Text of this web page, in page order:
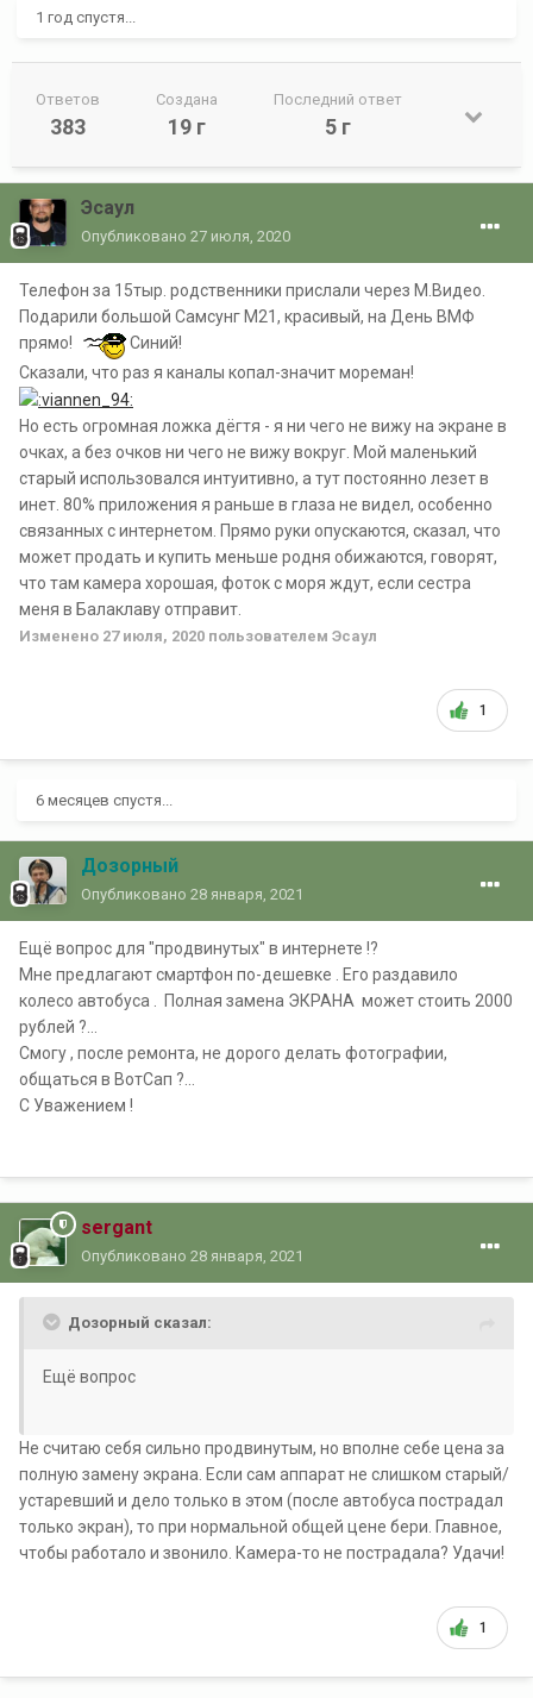
1 год спустя...
Ответов
383
Создана
19 г
Последний ответ
5 г
Эсаул
Опубликовано 27 июля, 2020
Телефон за 15тыр. родственники прислали через М.Видео.
Подарили большой Самсунг М21, красивый, на День ВМФ
прямо!
Синий!
Сказали, что раз я каналы копал-значит мореман!
Но есть огромная ложка дёгтя - я ни чего не вижу на экране в
очках, а без очков ни чего не вижу вокруг. Мой маленький
старый использовался интуитивно, а тут постоянно лезет в
инет. 80% приложения я раньше в глаза не видел, особенно
связанных с интернетом. Прямо руки опускаются, сказал, что
может продать и купить меньше родня обижаются, говорят,
что там камера хорошая, фоток с моря ждут, если сестра
меня в Балаклаву отправит.
Изменено 27 июля, 2020 пользователем Эсаул
1
6 месяцев спустя...
Дозорный
Опубликовано 28 января, 2021
Ещё вопрос для "продвинутых" в интернете !?
Мне предлагают смартфон по-дешевке . Его раздавило
колесо автобуса . Полная замена ЭКРАНА может стоить 2000
рублей ?...
Смогу , после ремонта, не дорого делать фотографии,
общаться в ВотСап ?...
С Уважением !
sergant
Опубликовано 28 января, 2021
Дозорный сказал:
Ещё вопрос
Не считаю себя сильно продвинутым, но вполне себе цена за
полную замену экрана. Если сам аппарат не слишком старый/
устаревший и дело только в этом (после автобуса пострадал
только экран), то при нормальной общей цене бери. Главное,
чтобы работало и звонило. Камера-то не пострадала? Удачи!
1